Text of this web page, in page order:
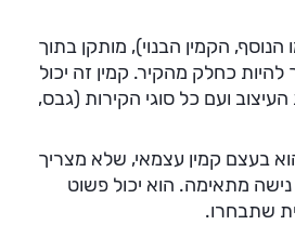
הקמין הבנוי), מותקן בתוך
להיות כחלק מהקיר. קמין זה יכול
ועם כל סוגי הקירות (גבס,
בעצם קמין עצמאי, שלא מצריך
מתאימה. הוא יכול פשוט
שתבחרו.